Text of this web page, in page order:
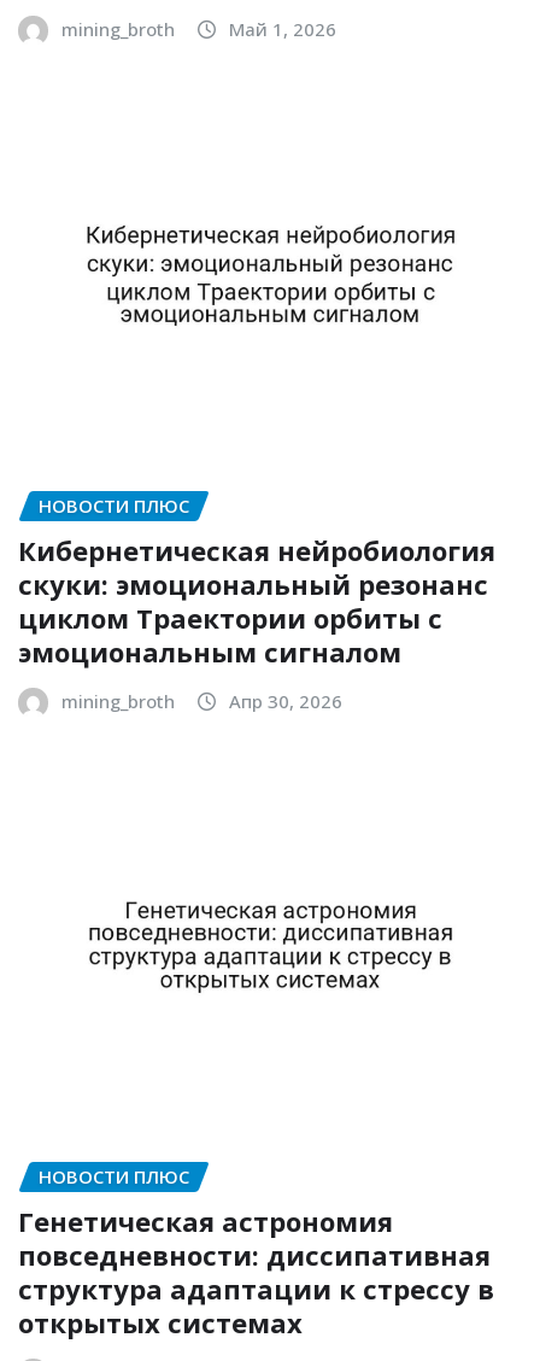
mining_broth Май 1, 2026
НОВОСТИ ПЛЮС
Кибернетическая нейробиология
скуки: эмоциональный резонанс
циклом Траектории орбиты с
эмоциональным сигналом
mining_broth Апр 30, 2026
НОВОСТИ ПЛЮС
Генетическая астрономия
повседневности: диссипативная
структура адаптации к стрессу в
открытых системах